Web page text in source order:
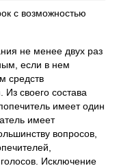
с возможностью
не менее двух раз
если в нем
средств
своего состава
имеет один
имеет
вопросов,
Исключение